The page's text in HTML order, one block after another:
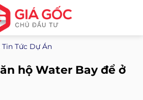
Tin Tức Dự Án
hộ Water Bay để ở